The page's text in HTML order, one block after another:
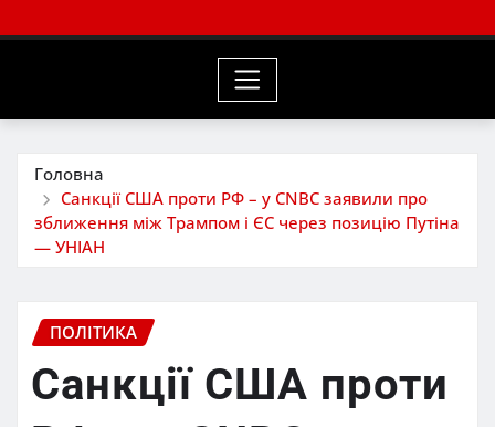
Головна
Санкції США проти РФ – у CNBC заявили про
зближення між Трампом і ЄС через позицію Путіна
— УНІАН
ПОЛІТИКА
Санкції США проти